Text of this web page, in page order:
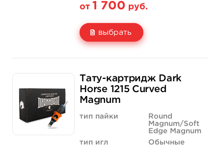
от 1 700 руб.
выбрать
Количество
1 700 руб.
купить
Тату-картридж Dark
Horse 1215 Curved
Magnum
тип пайки
Round
Magnum/Soft
Edge Magnum
тип игл
Обычные